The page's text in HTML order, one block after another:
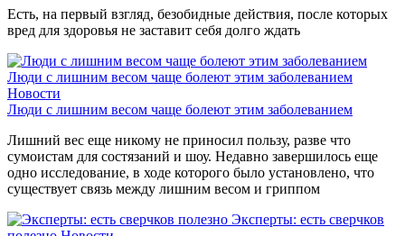
Есть, на первый взгляд, безобидные действия, после которых
вред для здоровья не заставит себя долго ждать
Люди с лишним весом чаще болеют этим заболеванием
Новости
Люди с лишним весом чаще болеют этим заболеванием
Лишний вес еще никому не приносил пользу, разве что
сумоистам для состязаний и шоу. Недавно завершилось еще
одно исследование, в ходе которого было установлено, что
существует связь между лишним весом и гриппом
Эксперты: есть сверчков